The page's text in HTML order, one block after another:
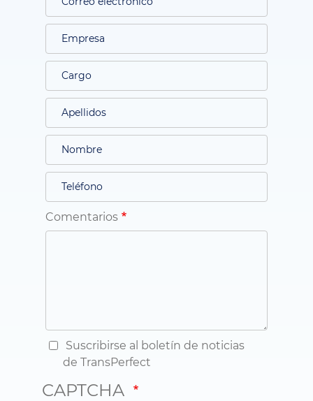
Comentarios
Suscribirse al boletín de noticias
de TransPerfect
CAPTCHA